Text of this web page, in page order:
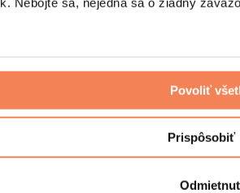
Povoliť
Prispôsobiť